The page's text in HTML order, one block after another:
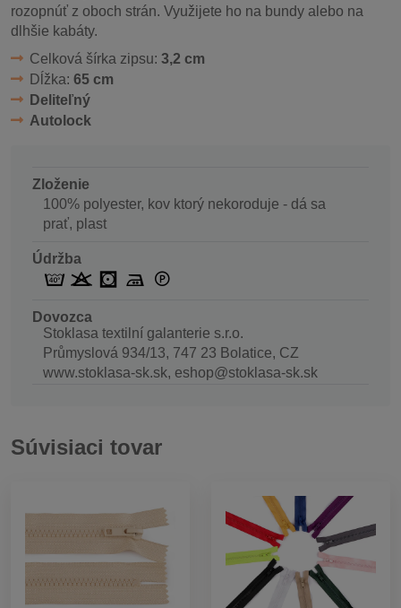
rozopnúť z oboch strán. Využijete ho na bundy alebo na
dlhšie kabáty.
Celková šírka zipsu: 3,2 cm
Dĺžka: 65 cm
Deliteľný
Autolock
Zloženie
100% polyester, kov ktorý nekoroduje - dá sa
prať, plast
Údržba
Dovozca
Stoklasa textilní galanterie s.r.o.
Průmyslová 934/13, 747 23 Bolatice, CZ
www.stoklasa-sk.sk, eshop@stoklasa-sk.sk
Súvisiaci tovar